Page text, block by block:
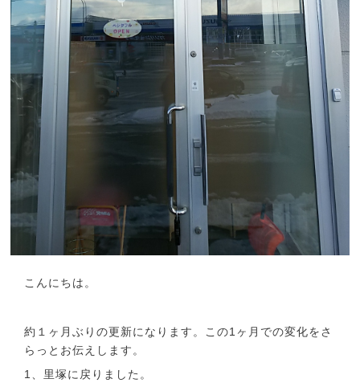
こんにちは。
約１ヶ月ぶりの更新になります。この1ヶ月での変化をさ
らっとお伝えします。
1、里塚に戻りました。